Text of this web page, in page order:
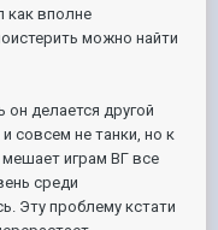
как вполне
можно найти
делается другой
совсем не танки, но к
играм ВГ все
среди
Эту проблему кстати